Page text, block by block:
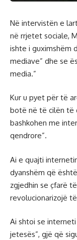
Në intervistën e
në rrjetet sociale,
ishte i guximshëm
mediave” dhe se
media.”
Kur u pyet për të
botë në të cilën të
bashkohen me
qendrore”.
Ai e quajti
dyanshëm që
zgjedhin se çfarë
revolucionarizojë
Ai shtoi se
jetesës”, gjë që